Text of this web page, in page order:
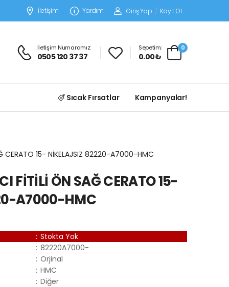
İletişim Yardım Giriş Yap / Kayıt Ol
İletişim Numaramız:
0505 120 37 37
Sepetim:
0.00 ₺
0
Sıcak Fırsatlar Kampanyalar!
CERATO 15- NİKELAJSIZ 82220-A7000-HMC
FİTİLİ ÖN SAĞ CERATO 15-
A7000-HMC
: Stokta Yok
: 82220A7000-
: Orjinal
: HMC
: Diğer